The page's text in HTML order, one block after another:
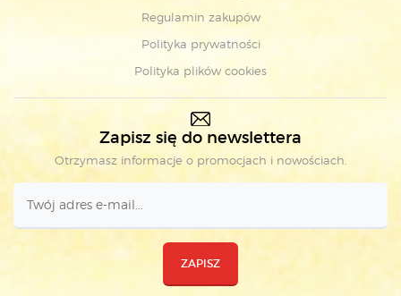
Regulamin zakupów
Polityka prywatności
Polityka plików cookies
Zapisz się do newslettera
Otrzymasz informacje o promocjach i nowościach.
ZAPISZ